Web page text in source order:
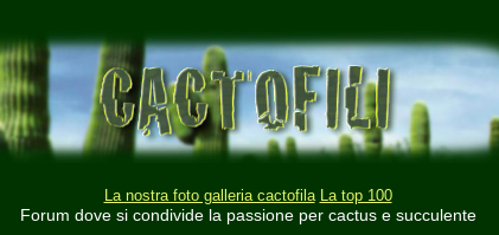
La nostra foto galleria cactofila La top 100
Forum dove si condivide la passione per cactus e succulente